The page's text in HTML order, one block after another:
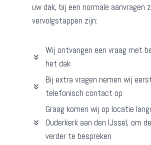
uw dak, bij een normale aanvragen
vervolgstappen zijn:
Wij ontvangen een vraag met
het dak
Bij extra vragen nemen wij
telefonisch contact op
Graag komen wij op locatie
Ouderkerk aan den IJssel, om
verder te bespreken